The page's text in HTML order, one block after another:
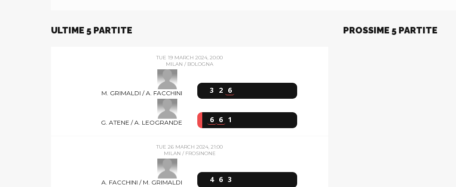
ULTIME 5 PARTITE
TUE 19 MARCH 2024, 20:00
MILAN / BOLOGNA
M. GRIMALDI / A. FACCHINI 3 2 6
G. ATENE / A. LEOGRANDE 6 6 1
TUE 26 MARCH 2024, 21:00
MILAN / FROSINONE
A. FACCHINI / M. GRIMALDI 4 6 3
PROSSIME 5 PARTITE